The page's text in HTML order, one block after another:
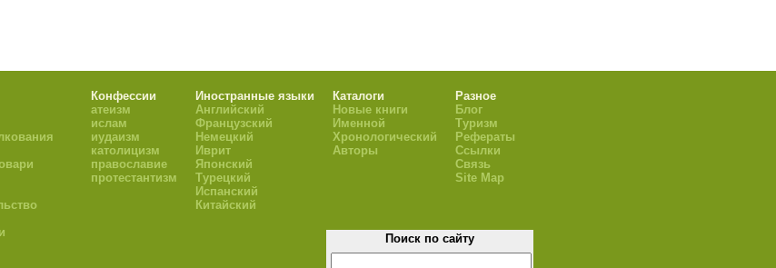
Конфессии
атеизм
ислам
иудаизм
католицизм
православие
протестантизм
Иностранные языки
Английский
Французский
Немецкий
Иврит
Японский
Турецкий
Испанский
Китайский
Каталоги
Новые книги
Именной
Хронологический
Авторы
Разное
Блог
Туризм
Рефераты
Ссылки
Связь
Site Map
Поиск по сайту